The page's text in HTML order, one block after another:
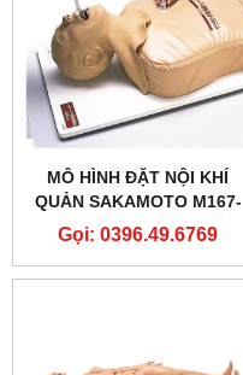
MÔ HÌNH ĐẶT NỘI KHÍ
QUẢN SAKAMOTO M167-
SAKAMOTO AIRWAY
MANAGEMENT TRAINER
Gọi: 0396.49.6769